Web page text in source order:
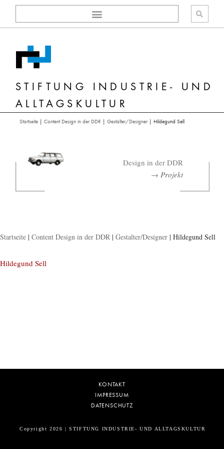
Zum
springen
STIFTUNG INDUSTRIE- UND
ALLTAGSKULTUR
Startseite| Content Design in der DDR | Gestalter/Designer| Hildegund Sell
Design in der DDR
→ Projekt
Startseite | Content Design in der DDR | Gestalter/Designer | Hildegund Sell
Hildegund Sell
KONTAKT
IMPRESSUM
DATENSCHUTZ
Copyright 2026 | STIFTUNG INDUSTRIE- UND ALLTAGSKULTUR